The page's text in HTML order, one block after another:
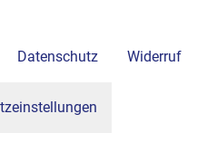
Datenschutz Widerruf